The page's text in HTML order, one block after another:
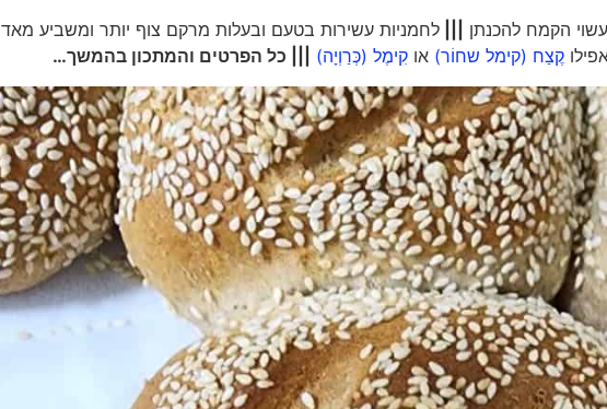
הקמח להכנתן |||לחמניות עשירות בטעם ובעלות מרקם צוף יותר ומשביע מאד
קֶצַח (קימל שחוֹר) אוקִימֶל (כְּרַוְיָה) ||| כל הפרטים והמתכון בהמשך…